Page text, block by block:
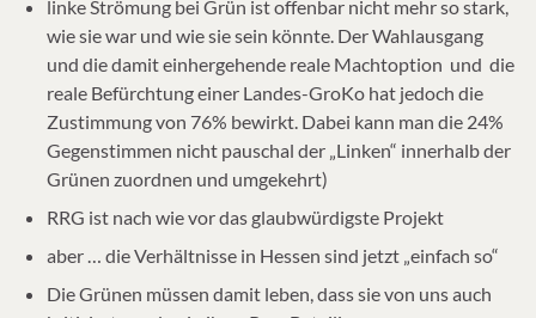
linke Strömung bei Grün ist offenbar nicht mehr so stark,
wie sie war und wie sie sein könnte. Der Wahlausgang
und die damit einhergehende reale Machtoption und die
reale Befürchtung einer Landes-GroKo hat jedoch die
Zustimmung von 76% bewirkt. Dabei kann man die 24%
Gegenstimmen nicht pauschal der „Linken“ innerhalb der
Grünen zuordnen und umgekehrt)
RRG ist nach wie vor das glaubwürdigste Projekt
aber … die Verhältnisse in Hessen sind jetzt „einfach so“
Die Grünen müssen damit leben, dass sie von uns auch